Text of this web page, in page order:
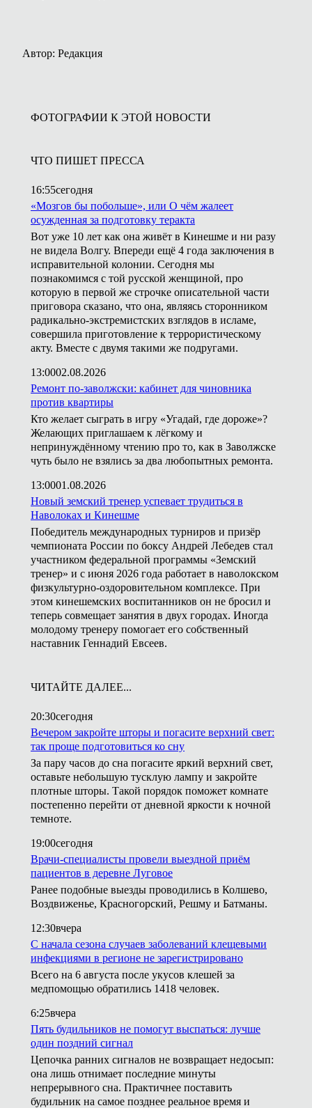
Автор: Редакция
ФОТОГРАФИИ К ЭТОЙ НОВОСТИ
ЧТО ПИШЕТ ПРЕССА
16:55сегодня
«Мозгов бы побольше», или О чём жалеет
осужденная за подготовку теракта
Вот уже 10 лет как она живёт в Кинешме и ни разу
не видела Волгу. Впереди ещё 4 года заключения в
исправительной колонии. Сегодня мы
познакомимся с той русской женщиной, про
которую в первой же строчке описательной части
приговора сказано, что она, являясь сторонником
радикально-экстремистских взглядов в исламе,
совершила приготовление к террористическому
акту. Вместе с двумя такими же подругами.
13:0002.08.2026
Ремонт по-заволжски: кабинет для чиновника
против квартиры
Кто желает сыграть в игру «Угадай, где дороже»?
Желающих приглашаем к лёгкому и
непринуждённому чтению про то, как в Заволжске
чуть было не взялись за два любопытных ремонта.
13:0001.08.2026
Новый земский тренер успевает трудиться в
Наволоках и Кинешме
Победитель международных турниров и призёр
чемпионата России по боксу Андрей Лебедев стал
участником федеральной программы «Земский
тренер» и с июня 2026 года работает в наволокском
физкультурно-оздоровительном комплексе. При
этом кинешемских воспитанников он не бросил и
теперь совмещает занятия в двух городах. Иногда
молодому тренеру помогает его собственный
наставник Геннадий Евсеев.
ЧИТАЙТЕ ДАЛЕЕ...
20:30сегодня
Вечером закройте шторы и погасите верхний свет:
так проще подготовиться ко сну
За пару часов до сна погасите яркий верхний свет,
оставьте небольшую тусклую лампу и закройте
плотные шторы. Такой порядок поможет комнате
постепенно перейти от дневной яркости к ночной
темноте.
19:00сегодня
Врачи-специалисты провели выездной приём
пациентов в деревне Луговое
Ранее подобные выезды проводились в Колшево,
Воздвиженье, Красногорский, Решму и Батманы.
12:30вчера
С начала сезона случаев заболеваний клещевыми
инфекциями в регионе не зарегистрировано
Всего на 6 августа после укусов клешей за
медпомощью обратились 1418 человек.
6:25вчера
Пять будильников не помогут выспаться: лучше
один поздний сигнал
Цепочка ранних сигналов не возвращает недосып:
она лишь отнимает последние минуты
непрерывного сна. Практичнее поставить
будильник на самое позднее реальное время и